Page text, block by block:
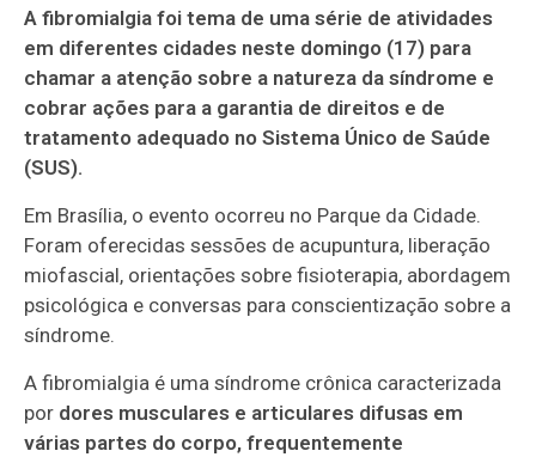
A fibromialgia foi tema de uma série de atividades
em diferentes cidades neste domingo (17) para
chamar a atenção sobre a natureza da síndrome e
cobrar ações para a garantia de direitos e de
tratamento adequado no Sistema Único de Saúde
(SUS).
Em Brasília, o evento ocorreu no Parque da Cidade.
Foram oferecidas sessões de acupuntura, liberação
miofascial, orientações sobre fisioterapia, abordagem
psicológica e conversas para conscientização sobre a
síndrome.
A fibromialgia é uma síndrome crônica caracterizada
por dores musculares e articulares difusas em
várias partes do corpo, frequentemente